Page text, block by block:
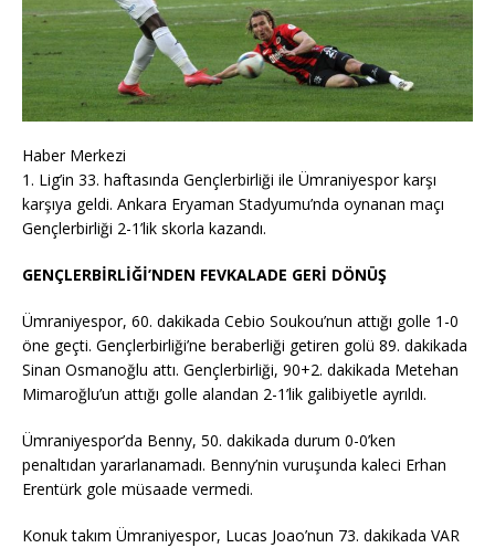
Haber Merkezi
1. Lig’in 33. haftasında Gençlerbirliği ile Ümraniyespor karşı
karşıya geldi. Ankara Eryaman Stadyumu’nda oynanan maçı
Gençlerbirliği 2-1’lik skorla kazandı.
GENÇLERBİRLİĞİ’NDEN FEVKALADE GERİ DÖNÜŞ
Ümraniyespor, 60. dakikada Cebio Soukou’nun attığı golle 1-0
öne geçti. Gençlerbirliği’ne beraberliği getiren golü 89. dakikada
Sinan Osmanoğlu attı. Gençlerbirliği, 90+2. dakikada Metehan
Mimaroğlu’un attığı golle alandan 2-1’lik galibiyetle ayrıldı.
Ümraniyespor’da Benny, 50. dakikada durum 0-0’ken
penaltıdan yararlanamadı. Benny’nin vuruşunda kaleci Erhan
Erentürk gole müsaade vermedi.
Konuk takım Ümraniyespor, Lucas Joao’nun 73. dakikada VAR